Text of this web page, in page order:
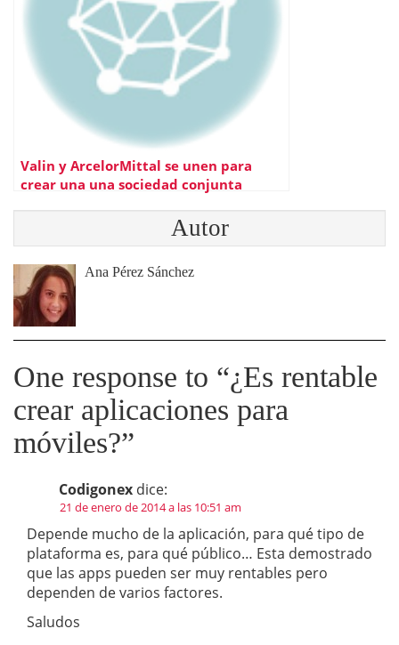
Valin y ArcelorMittal se unen para
crear una una sociedad conjunta
Autor
Ana Pérez Sánchez
One response to “¿Es rentable
crear aplicaciones para
móviles?”
Codigonex dice:
21 de enero de 2014 a las 10:51 am
Depende mucho de la aplicación, para qué tipo de
plataforma es, para qué público… Esta demostrado
que las apps pueden ser muy rentables pero
dependen de varios factores.
Saludos